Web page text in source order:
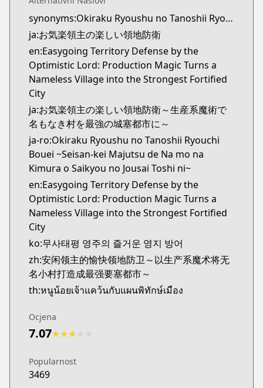
Kitsu
https://kitsu.app/manga/65012
CDJapan
CDJapan
https://www.anime-planet.com/manga/https://
MangaUpdates
MangaUpdates
https://www.mangaupdates.com/
novelUpdates
novelUpdates
https://www.novelupdates.com/series/fun-
Book☆Walker
Book☆Walker
https://bookwalker.jp/series/342851/list
Official English
Official English
https://sevenseasentertainment.com/series/
synonyms:Okiraku Ryoushu no Tanoshii Ryouchi Bouei: Seisankei Majutsu de Na mo Naki Mura wo Saikyou no Jousai Toshi ni,Fun Territory Defense by the Optimistic Lord
ja:お気楽領主の楽しい領地防衛
en:Easygoing Territory Defense by the
Optimistic Lord: Production Magic Turns a
Nameless Village into the Strongest Fortified
City
ja:お気楽領主の楽しい領地防衛～生産系魔術で
名もなき村を最強の城塞都市に～
ja-ro:Okiraku Ryoushu no Tanoshii Ryouchi
Bouei ~Seisan-kei Majutsu de Na mo na
Kimura o Saikyou no Jousai Toshi ni~
en:Easygoing Territory Defense by the
Optimistic Lord: Production Magic Turns a
Nameless Village into the Strongest Fortified
City
ko:무사태평 영주의 즐거운 영지 방어
zh:安闲领主的愉快领地防卫～以生产系魔术将无
名小村打造成最强要塞都市～
th:หนูน้อยเจ้าแคว้นกับแผนพิทักษ์เมือง
Ocjena
7.07★★★
Popularnost
3469